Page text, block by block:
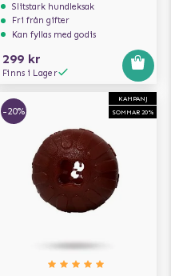
MATSKÅL I 1
Slitstark hundleksak
Fri från gifter
Kan fyllas med godis
299 kr
Finns i Lager
KAMPANJ
SOMMAR 20%
-20%